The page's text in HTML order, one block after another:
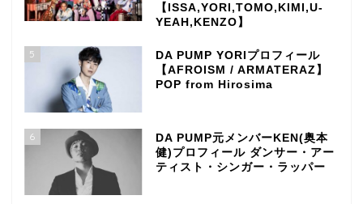
【ISSA,YORI,TOMO,KIMI,U-
YEAH,KENZO】
5
DA PUMP YORIプロフィール
【AFROISM / ARMATERAZ】
POP from Hirosima
6
DA PUMP元メンバーKEN(奥本
健)プロフィール ダンサー・アー
ティスト・シンガー・ラッパー